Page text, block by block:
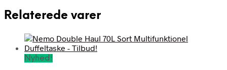
Relaterede varer
Nyhed!